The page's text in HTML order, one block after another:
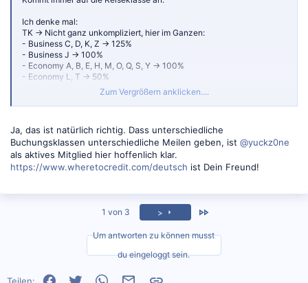
Ich denke mal:
TK -> Nicht ganz unkompliziert, hier im Ganzen:
- Business C, D, K, Z -> 125%
- Business J -> 100%
- Economy A, B, E, H, M, O, Q, S, Y -> 100%
- Economy L, T -> 50%
F, P, U und W sind allesamt NICHT meilenfähig bei TK für KrisFlyer.
AJet -> Funzt nicht, kann man bei KrisFlyer nicht sammeln.
LH -> Definitv Augen auf, hier mal im Ganzen:
- First A und F -> 200%
- Business C, D, J -> 150%
Vorsicht bei K und L, diese Buchungsklassen geben NÜSCHT bei
Zum Vergrößern anklicken....
Ja, das ist natürlich richtig. Dass unterschiedliche
Buchungsklassen unterschiedliche Meilen geben, ist @yuckz0ne
als aktives Mitglied hier hoffenlich klar.
https://www.wheretocredit.com/deutsch ist Dein Freund!
1 von 3 >
Um antworten zu können musst
du eingeloggt sein.
Teilen: FacebookTwitter WhatsApp
E-MailLink